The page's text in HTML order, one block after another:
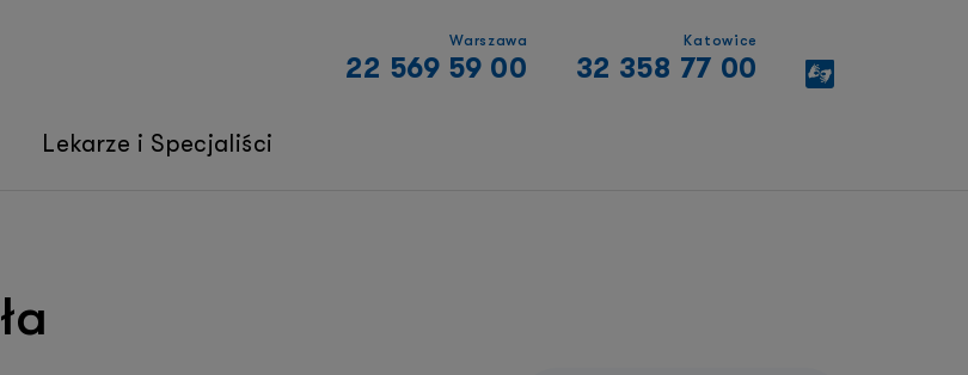
Warszawa
22 569 59 00
Katowice
32 358 77 00
Lekarze i Specjaliści